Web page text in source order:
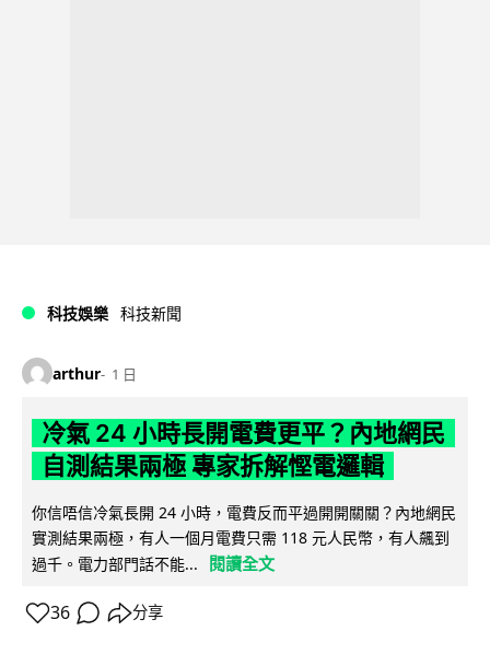
科技娛樂 科技新聞
arthur 1 日
冷氣 24 小時長開電費更平？內地網民
自測結果兩極 專家拆解慳電邏輯
你信唔信冷氣長開 24 小時，電費反而平過開開關關？內地網民
實測結果兩極，有人一個月電費只需 118 元人民幣，有人飆到
過千。電力部門話不能...
閱讀全文
36 分享